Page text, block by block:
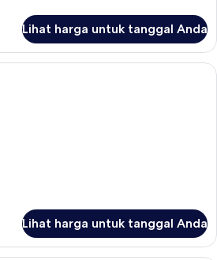
Lihat harga untuk tanggal Anda
Kamar Single Klasik | Minibar,
Lihat harga untuk tanggal Anda